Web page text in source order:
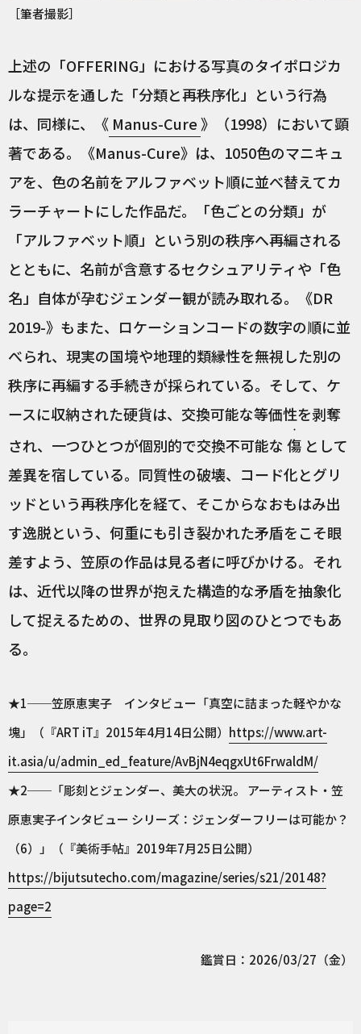
［筆者撮影］
上述の「OFFERING」における写真のタイポロジカ
ルな提示を通した「分類と再秩序化」という行為
は、同様に、《 Manus-Cure》（1998）において顕
著である。《Manus-Cure》は、1050色のマニキュ
アを、色の名前をアルファベット順に並べ替えてカ
ラーチャートにした作品だ。「色ごとの分類」が
「アルファベット順」という別の秩序へ再編される
とともに、名前が含意するセクシュアリティや「色
名」自体が孕むジェンダー観が読み取れる。《DR
2019-》もまた、ロケーションコードの数字の順に並
べられ、現実の国境や地理的類縁性を無視した別の
秩序に再編する手続きが採られている。そして、ケ
ースに収納された硬貨は、交換可能な等価性を剥奪
され、一つひとつが個別的で交換不可能な傷
・
として
差異を宿している。同質性の破壊、コード化とグリ
ッドという再秩序化を経て、そこからなおもはみ出
す逸脱という、何重にも引き裂かれた矛盾をこそ眼
差すよう、笠原の作品は見る者に呼びかける。それ
は、近代以降の世界が抱えた構造的な矛盾を抽象化
して捉えるための、世界の見取り図のひとつでもあ
る。
★1──笠原恵実子 インタビュー「真空に詰まった軽やかな
塊」（『ART iT』2015年4月14日公開） https://www.art-
it.asia/u/admin_ed_feature/AvBjN4eqgxUt6FrwaldM/
★2──「彫刻とジェンダー、美大の状況。 アーティスト・笠
原恵実子インタビュー シリーズ：ジェンダーフリーは可能か？
（6）」（『美術手帖』2019年7月25日公開）
https://bijutsutecho.com/magazine/series/s21/20148?
page=2
鑑賞日：2026/03/27（金）